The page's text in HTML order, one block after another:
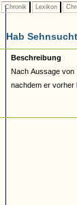
Chronik Lexikon
Hab
Beschreibung
Nach Aussage von
nachdem er vorher